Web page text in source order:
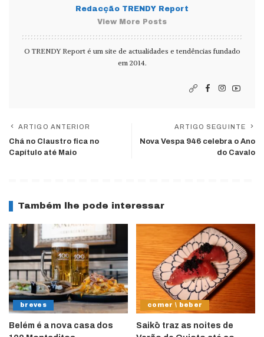
Redacção TRENDY Report
View More Posts
O TRENDY Report é um site de actualidades e tendências fundado
em 2014.
ARTIGO ANTERIOR
Chá no Claustro fica no
Capítulo até Maio
ARTIGO SEGUINTE
Nova Vespa 946 celebra o Ano
do Cavalo
Também lhe pode interessar
breves
Belém é a nova casa dos
comer \ beber
Saikō traz as noites de